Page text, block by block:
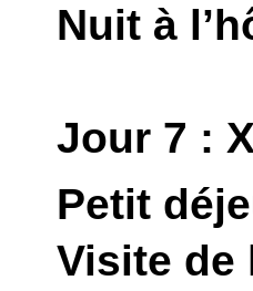
Nuit à
Jour 7 :
Petit
Visite de